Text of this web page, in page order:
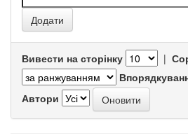
Вивести на сторінку |
Автори